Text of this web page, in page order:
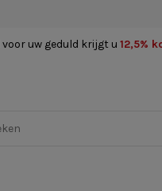
uw geduld krijgt u 12,5%